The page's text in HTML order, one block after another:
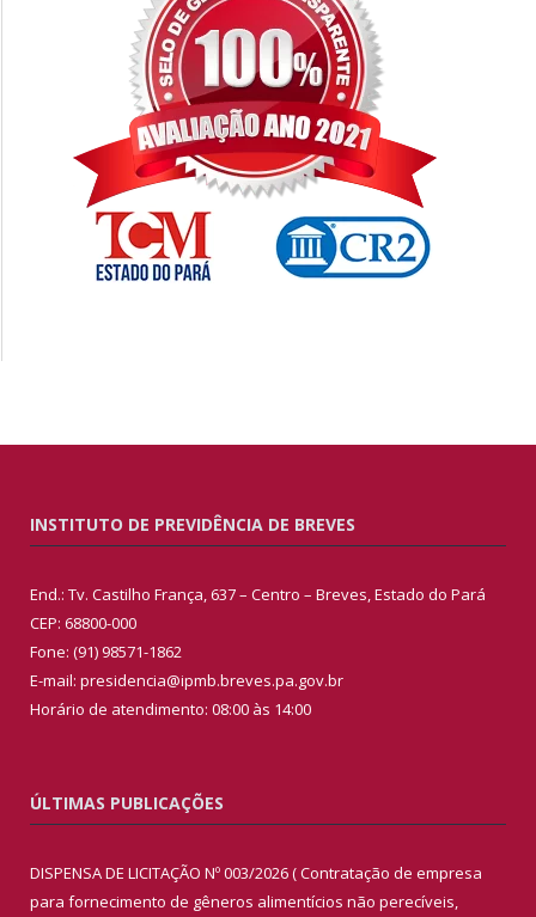
INSTITUTO DE PREVIDÊNCIA DE BREVES
End.: Tv. Castilho França, 637 – Centro – Breves, Estado do Pará
CEP: 68800-000
Fone: (91) 98571-1862
E-mail: presidencia@ipmb.breves.pa.gov.br
Horário de atendimento: 08:00 às 14:00
ÚLTIMAS PUBLICAÇÕES
DISPENSA DE LICITAÇÃO Nº 003/2026 ( Contratação de empresa
para fornecimento de gêneros alimentícios não perecíveis,